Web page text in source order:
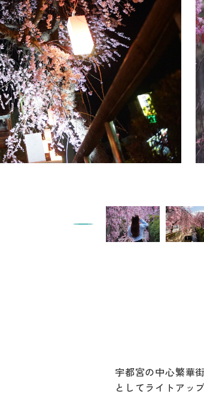
宇都宮の中心繁華
としてライトアッ